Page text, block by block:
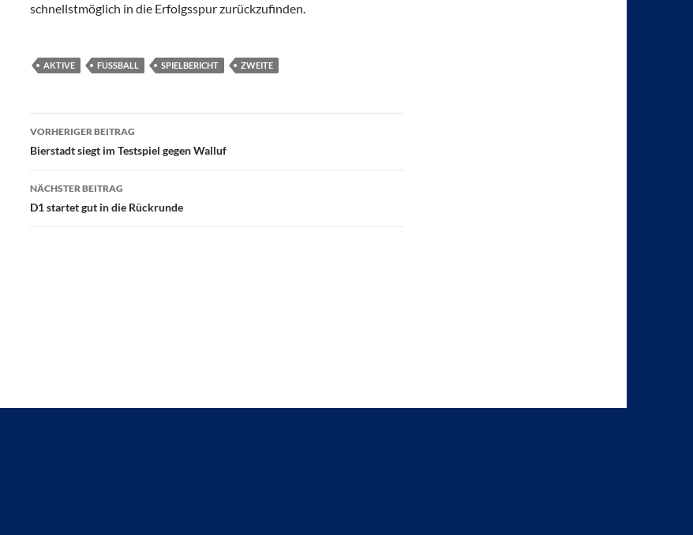
schnellstmöglich in die Erfolgsspur zurückzufinden.
AKTIVE FUSSBALL SPIELBERICHT ZWEITE
Beitragsnavigation
VORHERIGER BEITRAG
Bierstadt siegt im Testspiel gegen Walluf
NÄCHSTER BEITRAG
D1 startet gut in die Rückrunde